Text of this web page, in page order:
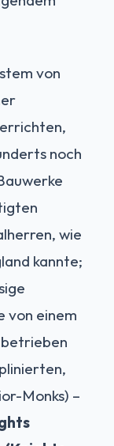
von
noch
wie
kannte;
von einem
Monks) –